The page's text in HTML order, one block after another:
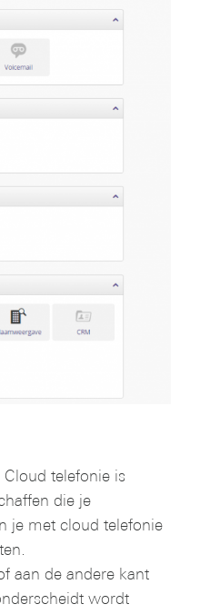
telefonie is
die je
met cloud telefonie
aan de andere kant
wordt